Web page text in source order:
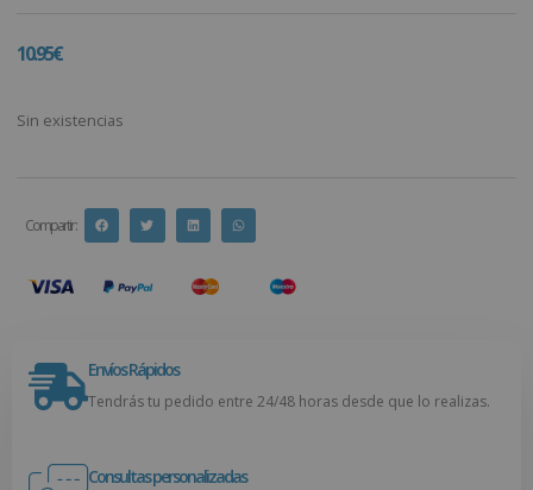
10.95€
Sin existencias
Compartir :
Envíos Rápidos
Tendrás tu pedido entre 24/48 horas desde que lo realizas.
Consultas personalizadas